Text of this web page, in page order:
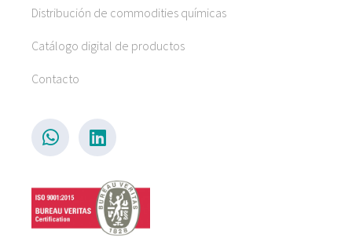
Distribución de commodities químicas
Catálogo digital de productos
Contacto